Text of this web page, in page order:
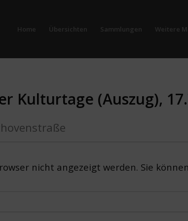
Home Übersichten Sammlungen Weitere
Kulturtage (Auszug),
nicht angezeigt werden. Sie